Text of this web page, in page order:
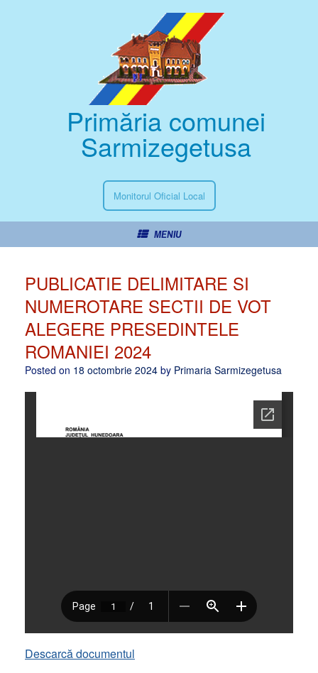
Primăria comunei
Sarmizegetusa
Monitorul Oficial Local
MENIU
PUBLICATIE DELIMITARE SI
NUMEROTARE SECTII DE VOT
ALEGERE PRESEDINTELE
ROMANIEI 2024
Posted on 18 octombrie 2024 by Primaria Sarmizegetusa
Descarcă documentul